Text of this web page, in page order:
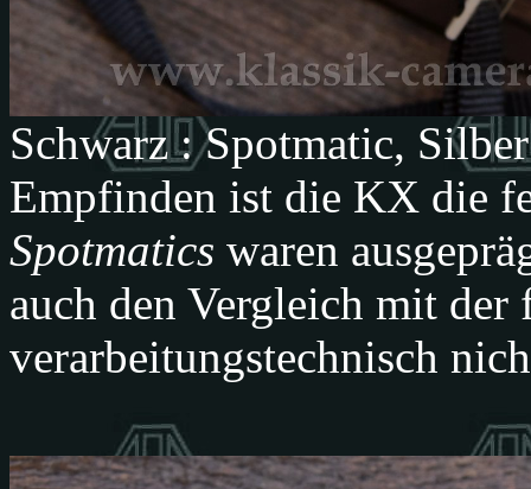
Schwarz : Spotmatic,
Empfinden ist die KX die
Spotmatics waren
auch den Vergleich mit
verarbeitungstechnisch